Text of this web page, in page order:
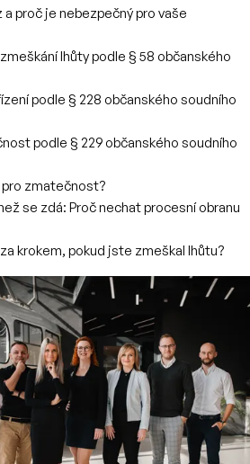
proč je nebezpečný pro vaše
lhůty podle § 58 občanského
podle § 228 občanského soudního
podle § 229 občanského soudního
pro zmatečnost?
se zdá: Proč nechat procesní obranu
krokem, pokud jste zmeškal lhůtu?